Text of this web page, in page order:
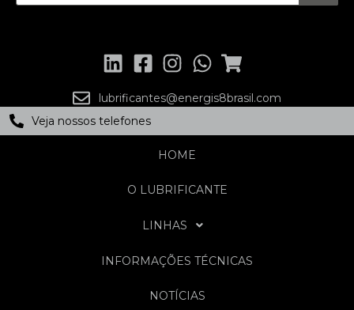
lubrificantes@energis8brasil.com
Veja nossos telefones
HOME
O LUBRIFICANTE
LINHAS
INFORMAÇÕES TÉCNICAS
NOTÍCIAS